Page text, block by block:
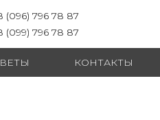
(096) 796 78 87
(099) 796 78 87
КОНТАКТЫ